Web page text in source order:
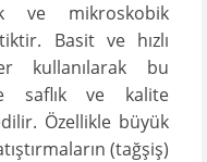
ve mikroskobik
Basit ve hızlı
kullanılarak bu
saflık ve kalite
Özellikle büyük
(tağşiş)